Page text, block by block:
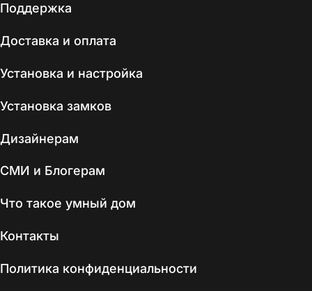
Поддержка
Доставка и оплата
Установка и настройка
Установка замков
Дизайнерам
СМИ и Блогерам
Что такое умный дом
Контакты
Политика конфиденциальности